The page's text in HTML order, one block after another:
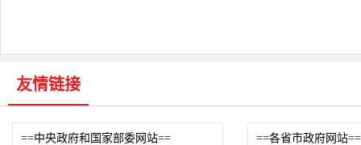
友情链接
==中央政府和国家部委网站== ==各省市政府网站==